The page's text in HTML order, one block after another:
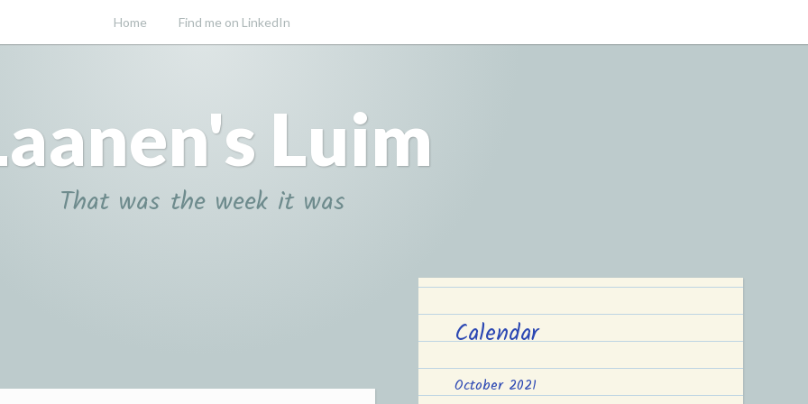
Home Find me on LinkedIn
Luim
That was the week it was
Calendar
October 2021